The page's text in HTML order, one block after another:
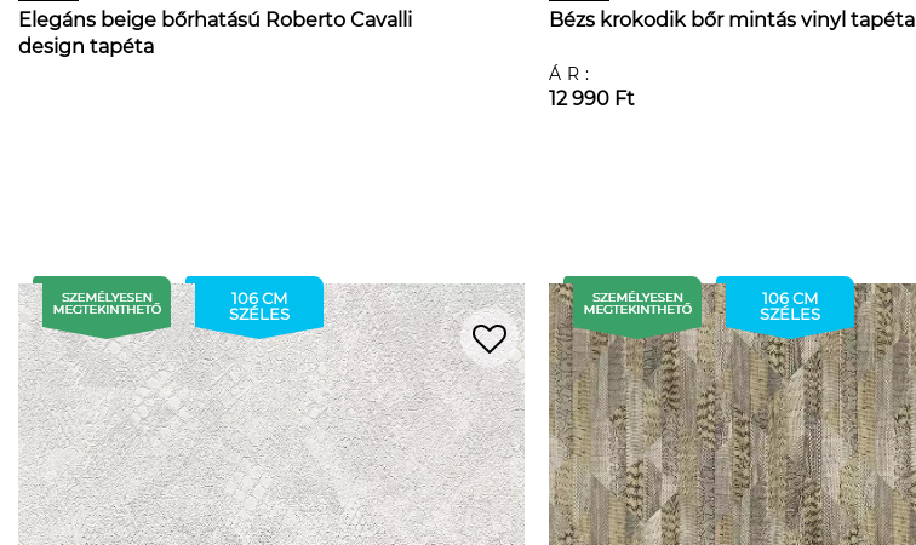
Elegáns beige bőrhatású Roberto Cavalli
design tapéta
Bézs krokodik bőr mintás vinyl tapéta
ÁR:
12 990 Ft
106 CM
SZÉLES
106 CM
SZÉLES